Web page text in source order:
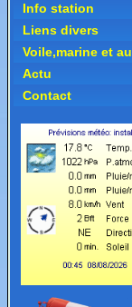
Info station
Liens divers
Voile,marine et
Actu
Contact